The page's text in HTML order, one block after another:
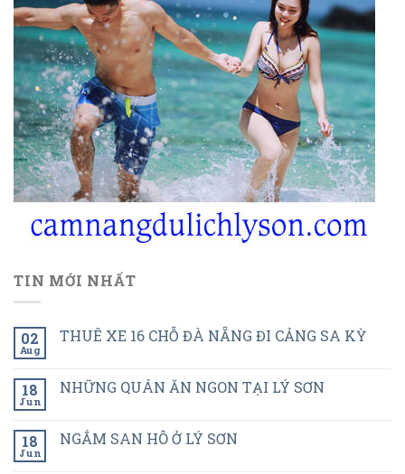
TIN MỚI NHẤT
02
Aug
THUÊ XE 16 CHỖ ĐÀ NẴNG ĐI CẢNG SA KỲ
18
Jun
NHỮNG QUÁN ĂN NGON TẠI LÝ SƠN
18
Jun
NGẮM SAN HÔ Ở LÝ SƠN